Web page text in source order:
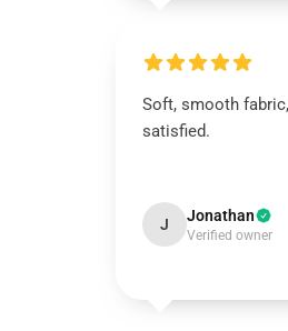
Soft, smooth
satisfied.
J Jonathan
Verified owner